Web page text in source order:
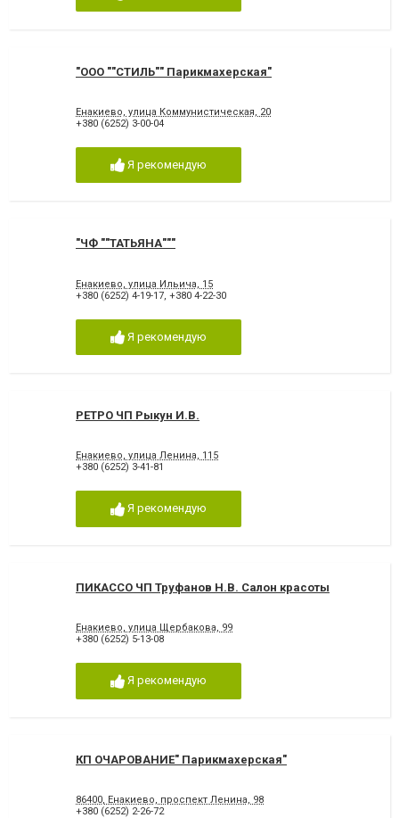
"ООО ""СТИЛЬ"" Парикмахерская"
Енакиево, улица Коммунистическая, 20
+380 (6252) 3-00-04
Я рекомендую
"ЧФ ""ТАТЬЯНА"""
Енакиево, улица Ильича, 15
+380 (6252) 4-19-17 +380 4-22-30
Я рекомендую
РЕТРО ЧП Рыкун И.В.
Енакиево, улица Ленина, 115
+380 (6252) 3-41-81
Я рекомендую
ПИКАССО ЧП Труфанов Н.В. Салон красоты
Енакиево, улица Щербакова, 99
+380 (6252) 5-13-08
Я рекомендую
КП ОЧАРОВАНИЕ" Парикмахерская"
86400, Енакиево, проспект Ленина, 98
+380 (6252) 2-26-72